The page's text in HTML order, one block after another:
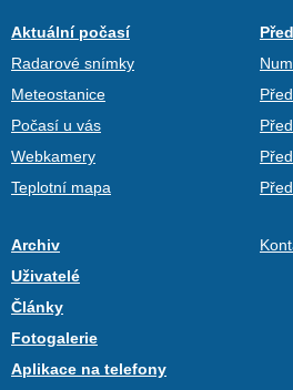
Aktuální počasí
Radarové snímky
Meteostanice
Počasí u vás
Webkamery
Teplotní mapa
Archiv
Uživatelé
Články
Fotogalerie
Aplikace na telefony